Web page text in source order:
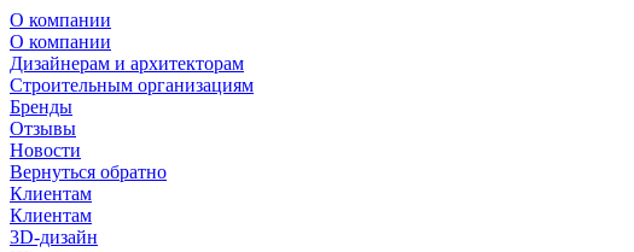
О компании
О компании
Дизайнерам и архитекторам
Строительным организациям
Бренды
Отзывы
Новости
Вернуться обратно
Клиентам
Клиентам
3D-дизайн